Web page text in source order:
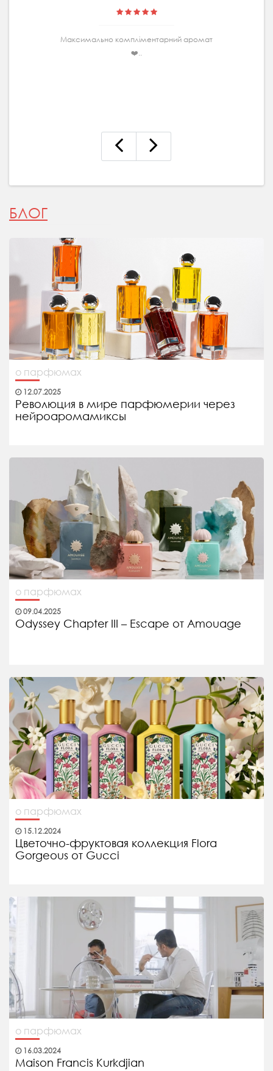
Максимально комплiментарний аромат
❤️..
БЛОГ
о парфюмах
12.07.2025
Революция в мире парфюмерии через
нейроаромамиксы
о парфюмах
09.04.2025
Odyssey Chapter III – Escape от Amouage
о парфюмах
15.12.2024
Цветочно-фруктовая коллекция Flora
Gorgeous от Gucci
о парфюмах
16.03.2024
Maison Francis Kurkdjian